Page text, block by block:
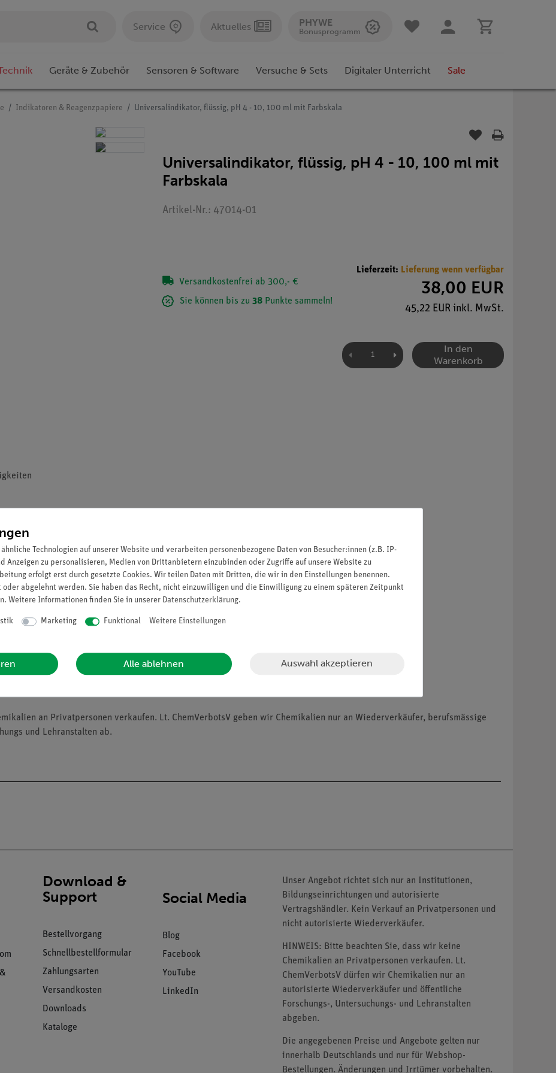
Service Aktuelles PHYWE
Bonusprogramm
Geräte & Zubehör Sensoren & Software Versuche & Sets Digitaler Unterricht Sale
Indikatoren & Reagenzpapiere Universalindikator, flüssig, pH 4 - 10, 100 ml mit Farbskala
Universalindikator, flüssig, pH 4 - 10, 100 ml mit
Farbskala
Artikel-Nr.: 47014-01
Versandkostenfrei ab 300,- €
Sie können bis zu 38 Punkte sammeln!
Lieferzeit: Lieferung wenn verfügbar
38,00 EUR
45,22 EUR inkl. MwSt.
In den
Warenkorb
an Privatpersonen verkaufen. Lt. ChemVerbotsV geben wir Chemikalien nur an Wiederverkäufer, berufsmässige
und Lehranstalten ab.
Download &
Support
Bestellvorgang
Schnellbestellformular
Zahlungsarten
Versandkosten
Downloads
Kataloge
Social Media
Blog
Facebook
YouTube
LinkedIn
Unser Angebot richtet sich nur an Institutionen,
Bildungseinrichtungen und autorisierte
Vertragshändler. Kein Verkauf an Privatpersonen und
nicht autorisierte Wiederverkäufer.
HINWEIS: Bitte beachten Sie, dass wir keine
Chemikalien an Privatpersonen verkaufen. Lt.
ChemVerbotsV dürfen wir Chemikalien nur an
autorisierte Wiederverkäufer und öffentliche
Forschungs-, Untersuchungs- und Lehranstalten
abgeben.
Die angegebenen Preise und Angebote gelten nur
innerhalb Deutschlands und nur für Webshop-
Bestellungen. Änderungen und Irrtümer vorbehalten.
Technologien auf unserer Website und verarbeiten personenbezogene Daten von Besucher:innen (z.B. IP-
Anzeigen zu personalisieren, Medien von Drittanbietern einzubinden oder Zugriffe auf unsere Website zu
erfolgt erst durch gesetzte Cookies. Wir teilen Daten mit Dritten, die wir in den Einstellungen benennen.
abgelehnt werden. Sie haben das Recht, nicht einzuwilligen und die Einwilligung zu einem späteren Zeitpunkt
Weitere Informationen finden Sie in unserer Daten­schutz­erklärung.
Marketing Funktional Weitere Einstellungen
Alle ablehnen Auswahl akzeptieren